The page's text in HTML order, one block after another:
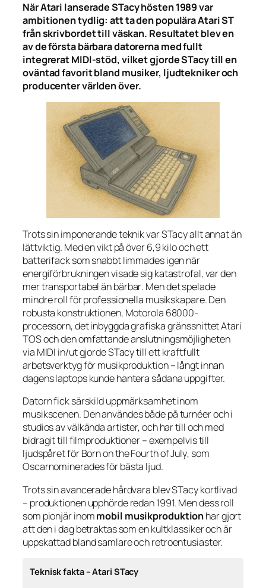
När Atari lanserade STacy hösten 1989 var
ambitionen tydlig: att ta den populära Atari ST
från skrivbordet till väskan. Resultatet blev en
av de första bärbara datorerna med fullt
integrerat MIDI-stöd, vilket gjorde STacy till en
oväntad favorit bland musiker, ljudtekniker och
producenter världen över.
Trots sin imponerande teknik var STacy allt annat än
lättviktig. Med en vikt på över 6,9 kilo och ett
batterifack som snabbt limmades igen när
energiförbrukningen visade sig katastrofal, var den
mertransportabelänbärbar. Men det spelade
mindre roll för professionella musikskapare. Den
robusta konstruktionen, Motorola 68000-
processorn, det inbyggda grafiska gränssnittet Atari
TOS och den omfattande anslutningsmöjligheten
via MIDI in/ut gjorde STacy till ett kraftfullt
arbetsverktyg för musikproduktion – långt innan
dagens laptops kunde hantera sådana uppgifter.
Datorn fick särskild uppmärksamhet inom
musikscenen. Den användes både på turnéer och i
studios av välkända artister, och har till och med
bidragit till filmproduktioner – exempelvis till
ljudspåret förBorn on the Fourth of July, som
Oscarnominerades för bästa ljud.
Trots sin avancerade hårdvara blev STacy kortlivad
– produktionen upphörde redan 1991. Men dess roll
som pionjär inommobil musikproduktionhar gjort
att den i dag betraktas som en kultklassiker och är
uppskattad bland samlare och retroentusiaster.
Teknisk fakta – Atari STacy